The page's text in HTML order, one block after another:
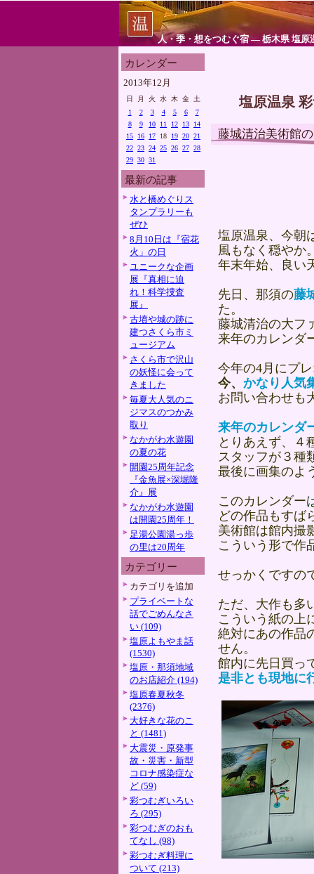
人・季・想をつむぐ宿 ― 栃木県 塩原
カレンダー
2013年12月
日 月 火 水 木 金
土
1
2 3 4 5 6
7
8
9 10 11 12 13
14
15
16 17 18 19 20 21
22 23 24 25 26 27 28
29 30 31
最新の記事
水と橋めぐりス
タンプラリーも
ぜひ
8月10日は『宿花
火」の日
ユニークな企画
展『真相に迫
れ！科学捜査
展』
古墳や城の跡に
建つさくら市ミ
ュージアム
さくら市で沢山
の妖怪に会って
きました
毎夏大人気のニ
ジマスのつかみ
取り
なかがわ水遊園
の夏の花
開園25周年記念
『金魚展×深堀隆
介』展
なかがわ水遊園
は開園25周年！
足湯公園湯っ歩
の里は20周年
カテゴリー
カテゴリを追加
プライベートな
話でごめんなさ
い (109)
塩原よもやま話
(1530)
塩原・那須地域
のお店紹介 (194)
塩原春夏秋冬
(2376)
大好きな花のこ
と (1481)
大震災・原発事
故・災害・新型
コロナ感染症な
ど (59)
彩つむぎいろい
ろ (295)
彩つむぎのおも
てなし (98)
彩つむぎ料理に
ついて (213)
塩原温泉
藤城清治美術館
塩原温泉、今朝
風もなく穏やか
年末年始、良い
先日、那須の藤
た。
藤城清治の大フ
来年のカレンダ
今年の4月にプ
今、 かなり人気
お問い合わせも
来年のカレンダ
とりあえず、４
スタッフが３種
最後に画集のよ
このカレンダー
どの作品もすば
美術館は館内撮
こういう形で作
せっかくですの
ただ、大作も多
こういう紙の上
絶対にあの作品
せん。
館内に先日買っ
是非とも現地に